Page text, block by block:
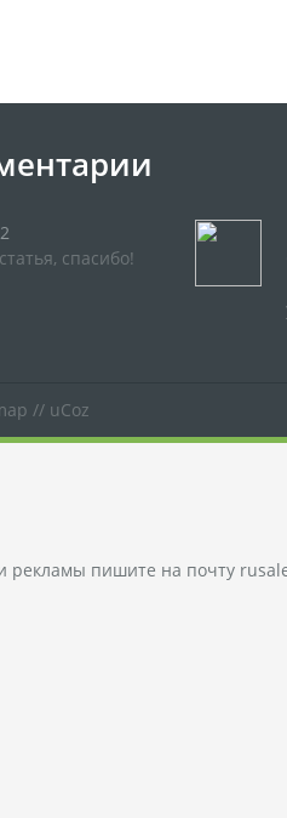
спасибо!
// uCoz
рекламы пишите на почту